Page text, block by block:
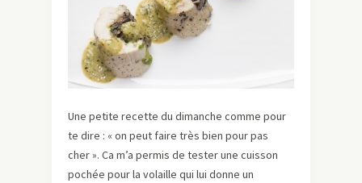
Une petite recette du dimanche comme pour
te dire : « on peut faire très bien pour pas
cher ». Ca m’a permis de tester une cuisson
pochée pour la volaille qui lui donne un